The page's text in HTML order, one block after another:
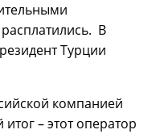
В
Турции
компанией
– этот оператор